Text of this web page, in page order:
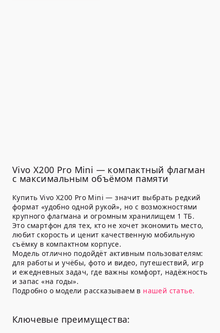
Vivo X200 Pro Mini — компактный флагман
с максимальным объёмом памяти
Купить Vivo X200 Pro Mini — значит выбрать редкий
формат «удобно одной рукой», но с возможностями
крупного флагмана и огромным хранилищем 1 ТБ.
Это смартфон для тех, кто не хочет экономить место,
любит скорость и ценит качественную мобильную
съёмку в компактном корпусе.
Модель отлично подойдёт активным пользователям:
для работы и учёбы, фото и видео, путешествий, игр
и ежедневных задач, где важны комфорт, надёжность
и запас «на годы».
Подробно о модели рассказываем в нашей статье.
Ключевые преимущества: